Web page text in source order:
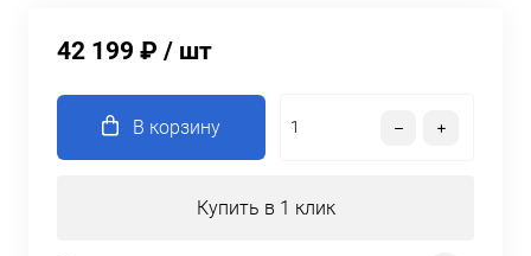
42 199 ₽ / шт
В корзину
Купить в 1 клик